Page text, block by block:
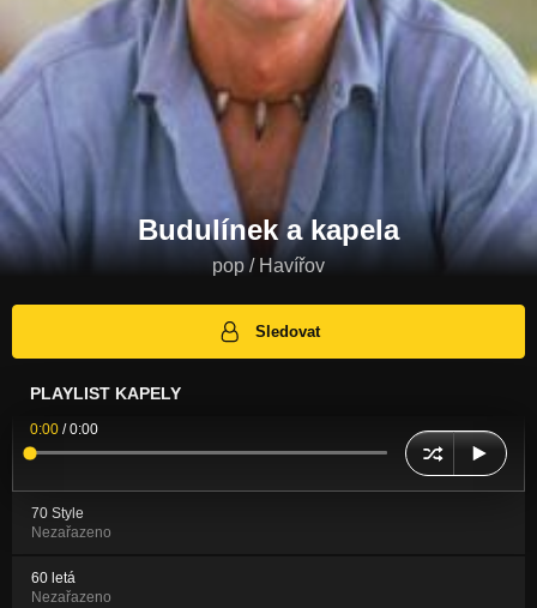
Budulínek a kapela
pop / Havířov
Sledovat
PLAYLIST KAPELY
0:00 /0:00
70 Style
Nezařazeno
60 letá
Nezařazeno